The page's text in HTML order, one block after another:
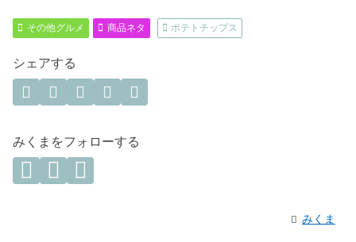
その他グルメ 商品ネタ ポテトチップス
シェアする
みくまをフォローする
みくま